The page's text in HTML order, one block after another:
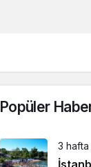
Popüler
3